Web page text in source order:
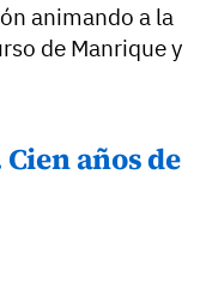
animando a la
de Manrique y
años de